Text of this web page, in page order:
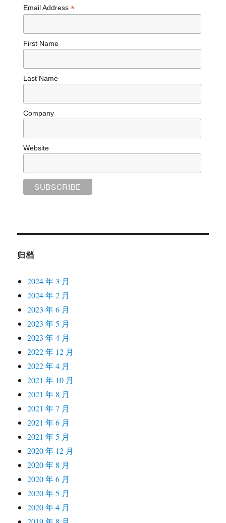
Email Address *
First Name
Last Name
Company
Website
归档
2024 年 3 月
2024 年 2 月
2023 年 6 月
2023 年 5 月
2023 年 4 月
2022 年 12 月
2022 年 4 月
2021 年 10 月
2021 年 8 月
2021 年 7 月
2021 年 6 月
2021 年 5 月
2020 年 12 月
2020 年 8 月
2020 年 6 月
2020 年 5 月
2020 年 4 月